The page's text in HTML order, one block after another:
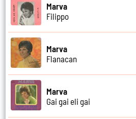
Marva
Filippo
Marva
Flanacan
Marva
Gai gai eli gai